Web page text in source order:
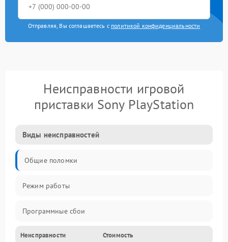
Отправляя, Вы соглашаетесь с политикой конфиденциальности
Неисправности игровой
приставки Sony PlayStation
Виды неисправностей
Общие поломки
Режим работы
Программные сбои
Видео и HDMI
Неисправности Стоимость